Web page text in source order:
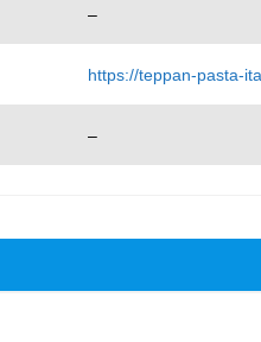
–
https://teppan-pasta-
–